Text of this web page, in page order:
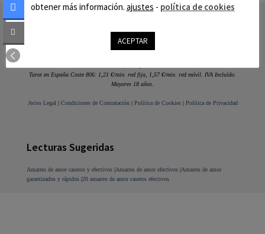
Footer
Tarot en España Coste 806: 1,21 €/min. red fija, 1,57 €/min. red móvil. IVA Incluído.
Mayores 18 años.
Aviso Legal | Condiciones de Contratación| Política de Cookies| Política de Privacidad
Lecturas Sugeridas
Amarres de amor caseros y efectivos |Amarres de amor efectivos |Amarres de amor
garantizados y rápidos |20 amarres de amor caseros efectivos
obtener más información. ajustes - política de cookies
ACEPTAR